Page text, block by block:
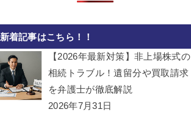
新着記事はこちら！！
【2026年最新対策】非上場株式の
相続トラブル！遺留分や買取請求
を弁護士が徹底解説
2026年7月31日